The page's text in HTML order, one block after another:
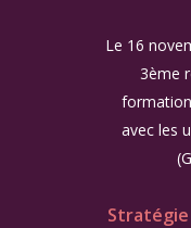
Le 16
3ème
formation
avec les